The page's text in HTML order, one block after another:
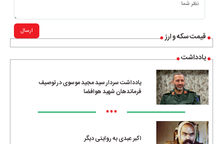
قیمت سکه و ارز
یادداشت
یادداشت سردار سید مجید موسوی در توصیف
فرماندهان شهید هوافضا
•••
اکبر عبدی به روایتی دیگر
ارسال